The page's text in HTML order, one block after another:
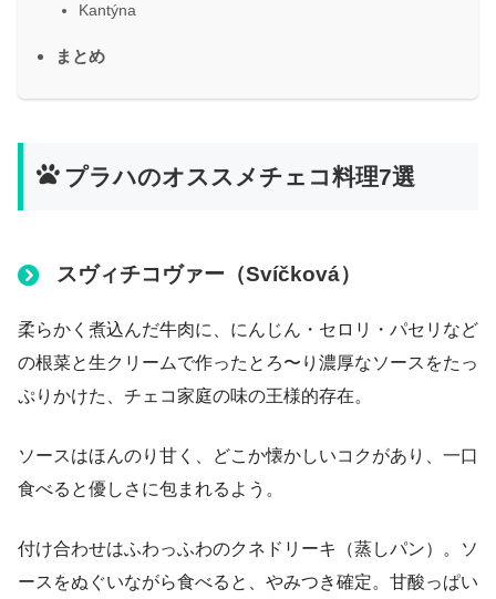
Kantýna
まとめ
プラハのオススメチェコ料理7選
スヴィチコヴァー（Svíčková）
柔らかく煮込んだ牛肉に、にんじん・セロリ・パセリなど
の根菜と生クリームで作ったとろ〜り濃厚なソースをたっ
ぷりかけた、チェコ家庭の味の王様的存在。
ソースはほんのり甘く、どこか懐かしいコクがあり、一口
食べると優しさに包まれるよう。
付け合わせはふわっふわのクネドリーキ（蒸しパン）。ソ
ースをぬぐいながら食べると、やみつき確定。甘酸っぱい